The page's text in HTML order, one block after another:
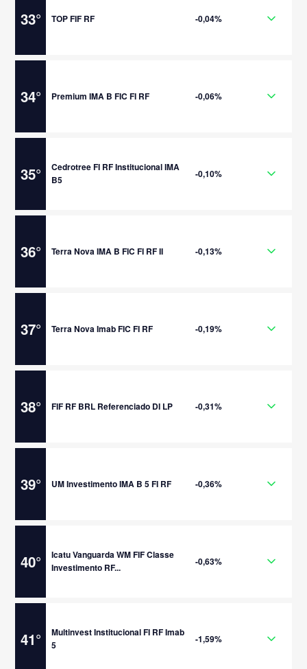
33° TOP FIF RF -0,04%
34° Premium IMA B FIC FI RF -0,06%
35°
Cedrotree FI RF Institucional IMA
B5
-0,10%
36° Terra Nova IMA B FIC FI RF II -0,13%
37° Terra Nova Imab FIC FI RF -0,19%
38° FIF RF BRL Referenciado DI LP -0,31%
39° UM Investimento IMA B 5 FI RF -0,36%
40°
Icatu Vanguarda WM FIF Classe
Investimento RF...
-0,63%
41°
Multinvest Institucional FI RF Imab
5
-1,59%